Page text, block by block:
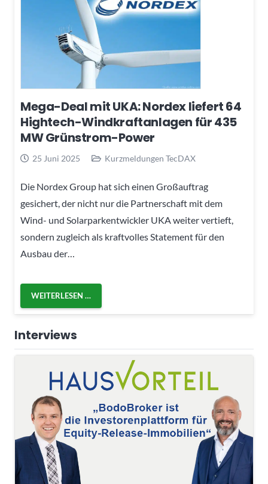
Mega-Deal mit UKA: Nordex liefert 64
Hightech-Windkraftanlagen für 435
MW Grünstrom-Power
25 Juni 2025 Kurzmeldungen TecDAX
Die Nordex Group hat sich einen Großauftrag
gesichert, der nicht nur die Partnerschaft mit dem
Wind- und Solarparkentwickler UKA weiter vertieft,
sondern zugleich als kraftvolles Statement für den
Ausbau der…
WEITERLESEN …
Interviews